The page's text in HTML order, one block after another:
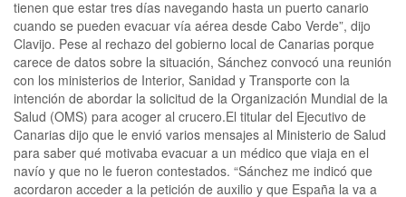
tienen que estar tres días navegando hasta un puerto canario
cuando se pueden evacuar vía aérea desde Cabo Verde”, dijo
Clavijo. Pese al rechazo del gobierno local de Canarias porque
carece de datos sobre la situación, Sánchez convocó una reunión
con los ministerios de Interior, Sanidad y Transporte con la
intención de abordar la solicitud de la Organización Mundial de la
Salud (OMS) para acoger al crucero.El titular del Ejecutivo de
Canarias dijo que le envió varios mensajes al Ministerio de Salud
para saber qué motivaba evacuar a un médico que viaja en el
navío y que no le fueron contestados. “Sánchez me indicó que
acordaron acceder a la petición de auxilio y que España la va a